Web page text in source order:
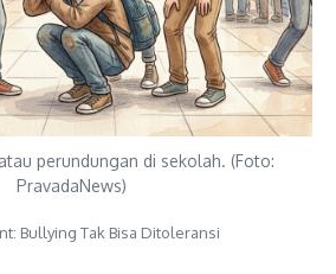
perundungan di sekolah. (Foto:
PravadaNews)
Bullying Tak Bisa Ditoleransi